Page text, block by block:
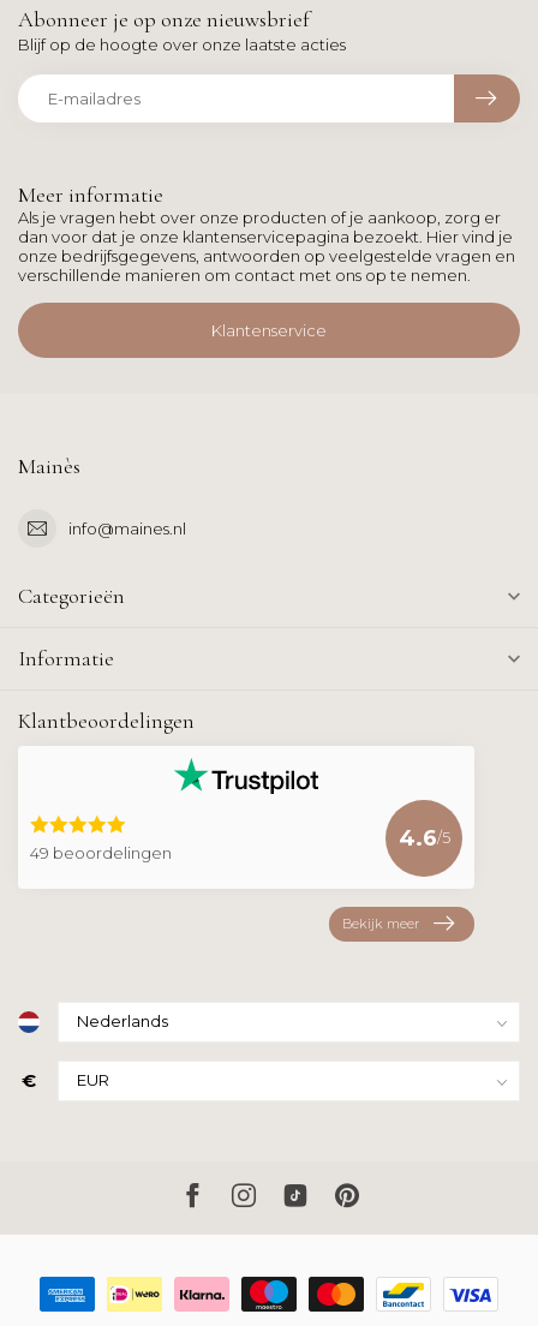
Meer informatie
Als je vragen hebt over onze producten of je aankoop, zorg er
dan voor dat je onze klantenservicepagina bezoekt. Hier vind je
onze bedrijfsgegevens, antwoorden op veelgestelde vragen en
verschillende manieren om contact met ons op te nemen.
Klantenservice
Abonneer je op onze nieuwsbrief
Blijf op de hoogte over onze laatste acties
Mainès
info@maines.nl
Categorieën
Informatie
Klantbeoordelingen
49 beoordelingen
4.6/5
Bekijk meer
€